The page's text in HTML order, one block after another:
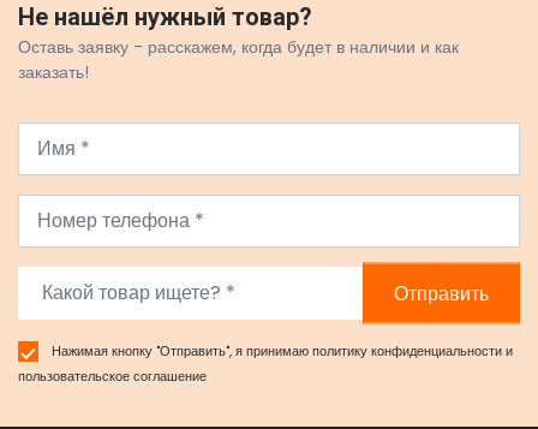
Не нашёл нужный товар?
Оставь заявку - расскажем, когда будет в наличии и как
заказать!
Отправить
Нажимая кнопку "Отправить", я принимаюполитику конфиденциальностии
пользовательское соглашение